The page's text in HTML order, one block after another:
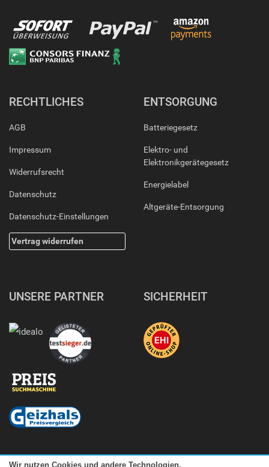
RECHTLICHES
AGB
Impressum
Widerrufsrecht
Datenschutz
Datenschutz-Einstellungen
Vertrag widerrufen
ENTSORGUNG
Batteriegesetz
Elektro- und
Elektronikgerätegesetz
Energielabel
Altgeräte-Entsorgung
UNSERE PARTNER SICHERHEIT
Wir nutzen Cookies und andere Technologien.